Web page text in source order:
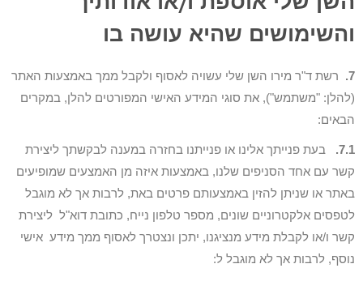
והשימושים שהיא עושה בו
7.
רשת ד"ר מירו השן שלי עשויה לאסוף ולקבל ממך באמצעות האתר
(להלן: "משתמש"), את סוגי המידע האישי המפורטים להלן, במקרים
הבאים:
7.1.
בעת פנייתך אלינו או פנייתנו בחזרה במענה לבקשתך ליצירת
קשר עם אחד הסניפים שלנו, באמצעות איזה מן האמצעים שמופיעים
באתר או שניתן להזין באמצעותם פרטים באת, לרבות אך לא מוגבל
לטפסים אלקטרוניים שונים, מספר טלפון נייח, כתובת דוא"ל ליצירת
קשר ו/או לקבלת מידע מנציגנו, יתכן ונצטרך לאסוף ממך מידע אישי
נוסף, לרבות אך לא מוגבל ל: